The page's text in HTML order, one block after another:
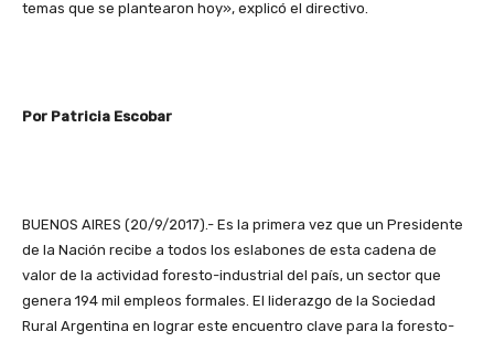
temas que se plantearon hoy», explicó el directivo.
Por Patricia Escobar
BUENOS AIRES (20/9/2017).- Es la primera vez que un Presidente
de la Nación recibe a todos los eslabones de esta cadena de
valor de la actividad foresto-industrial del país, un sector que
genera 194 mil empleos formales. El liderazgo de la Sociedad
Rural Argentina en lograr este encuentro clave para la foresto-